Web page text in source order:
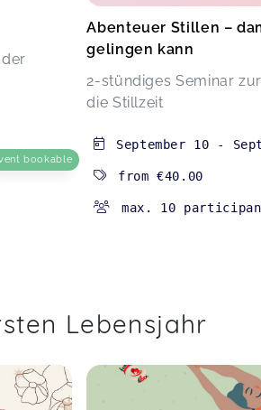
bookable
Abenteuer Stillen –
gelingen kann
2-stündiges Seminar
die Stillzeit
September 10 -
from€40.00
max. 10
Lebensjahr